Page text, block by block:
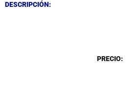
DESCRIPCIÓN:
PRECIO: